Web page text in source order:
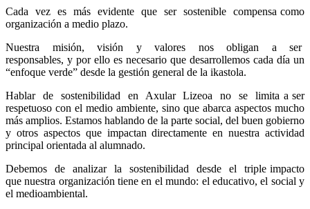
Cada vez es más evidente que ser sostenible compensa como
organización a medio plazo.
Nuestra misión, visión y valores nos obligan a ser
responsables, y por ello es necesario que desarrollemos cada día un
“enfoque verde” desde la gestión general de la ikastola.
Hablar de sostenibilidad en Axular Lizeoa no se limita a ser
respetuoso con el medio ambiente, sino que abarca aspectos mucho
más amplios. Estamos hablando de la parte social, del buen gobierno
y otros aspectos que impactan directamente en nuestra actividad
principal orientada al alumnado.
Debemos de analizar la sostenibilidad desde el triple impacto
que nuestra organización tiene en el mundo: el educativo, el social y
el medioambiental.